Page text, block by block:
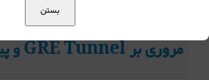
مروری بر GRE Tunnel و پیاده سازی آن
بستن